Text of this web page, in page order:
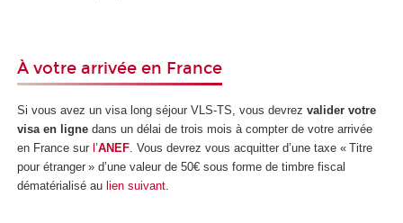
À votre arrivée en France
Si vous avez un visa long séjour VLS-TS, vous devrez valider votre
visa en ligne dans un délai de trois mois à compter de votre arrivée
en France sur l’ANEF . Vous devrez vous acquitter d’une taxe « Titre
pour étranger » d’une valeur de 50€ sous forme de timbre fiscal
dématérialisé au lien suivant